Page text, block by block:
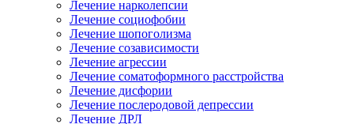
Лечение нарколепсии
Лечение социофобии
Лечение шопоголизма
Лечение созависимости
Лечение агрессии
Лечение соматоформного расстройства
Лечение дисфории
Лечение послеродовой депрессии
Лечение ДРЛ